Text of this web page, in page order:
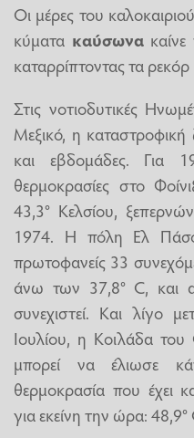
Οι μέρες του
κύματα καύσωνακαίνε
καταρρίπτοντας τα
Στις νοτιοδυτικές
Μεξικό, η καταστροφική
και εβδομάδες. Για
θερμοκρασίες στο
43,3° Κελσίου,
1974. Η πόλη Ελ Πάσο
πρωτοφανείς 33
άνω των 37,8° C, και
συνεχιστεί. Και λίγο
Ιουλίου, η Κοιλάδα
μπορεί να έλιωσε
θερμοκρασία που έχει
για εκείνη την ώρα: 48,9°